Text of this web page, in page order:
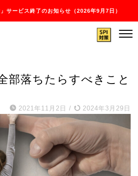
サービス終了のお知らせ（2026年9月7日）
部落ちたらすべきこと
2021年11月2日 / 2024年3月29日